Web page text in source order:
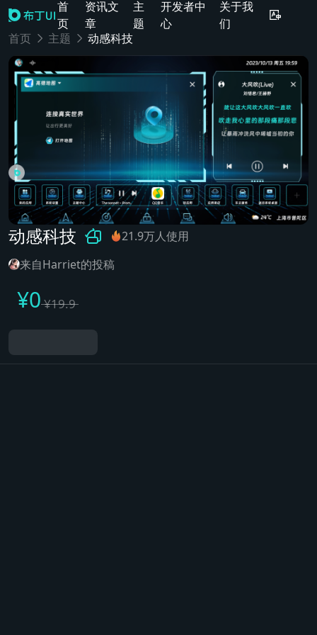
首
页
资讯文
章
主
题
开发者中
心
关于我
们
首页
主题 动感科技
动感科技
21.9万人使用
来自Harriet的投稿
¥0¥19.9